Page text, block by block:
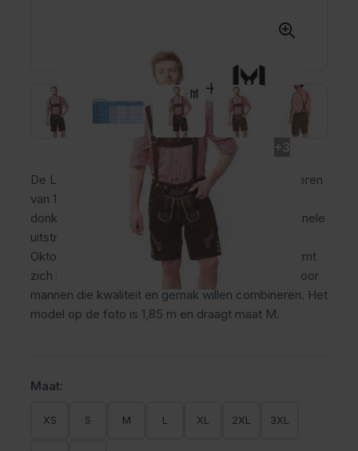
De Lederhose Ralf is een korte lederhose voor heren
van 100% rundleer met verstelbare bretels. Deze
donkerbruine oktoberfest broek biedt een traditionele
uitstraling en comfortabel draaggevoel tijdens het
Oktoberfest en andere feesten. Het materiaal vormt
zich naar je lichaam en blijft prettig zitten. Ideaal voor
mannen die kwaliteit en gemak willen combineren. Het
model op de foto is 1,85 m en draagt maat M.
Maat:
XS S M L XL 2XL 3XL